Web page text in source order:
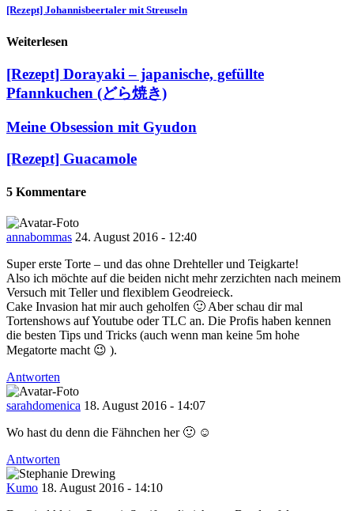
[Rezept] Johannisbeertaler mit Streuseln
Weiterlesen
[Rezept] Dorayaki – japanische, gefüllte
Pfannkuchen (どら焼き)
Meine Obsession mit Gyudon
[Rezept] Guacamole
5 Kommentare
annabommas 24. August 2016 - 12:40
Super erste Torte – und das ohne Drehteller und Teigkarte!
Also ich möchte auf die beiden nicht mehr zerzichten nach meinem
Versuch mit Teller und flexiblem Geodreieck.
Cake Invasion hat mir auch geholfen 🙂 Aber schau dir mal
Tortenshows auf Youtube oder TLC an. Die Profis haben kennen
die besten Tips und Tricks (auch wenn man keine 5m hohe
Megatorte macht 😉 ).
Antworten
sarahdomenica 18. August 2016 - 14:07
Wo hast du denn die Fähnchen her 🙂 ☺️
Antworten
Kumo 18. August 2016 - 14:10